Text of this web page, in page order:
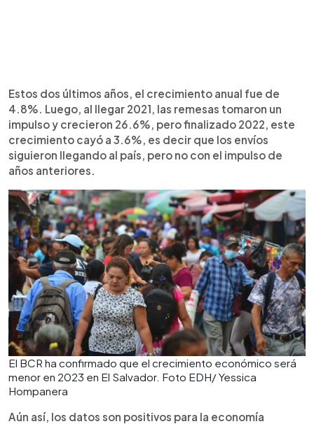
Estos dos últimos años, el crecimiento anual fue de
4.8%. Luego, al llegar 2021, las remesas tomaron un
impulso y crecieron 26.6%, pero finalizado 2022, este
crecimiento cayó a 3.6%, es decir que los envíos
siguieron llegando al país, pero no con el impulso de
años anteriores.
El BCR ha confirmado que el crecimiento económico será
menor en 2023 en El Salvador. Foto EDH/ Yessica
Hompanera
Aún así, los datos son positivos para la economía